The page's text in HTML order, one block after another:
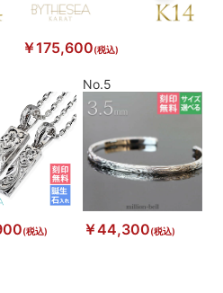
￥175,600(税込)
(税込)
No.5
￥44,300(税込)